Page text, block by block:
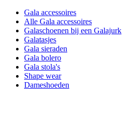
Gala accessoires
Alle Gala accessoires
Galaschoenen bij een Galajurk
Galatasjes
Gala sieraden
Gala bolero
Gala stola's
Shape wear
Dameshoeden